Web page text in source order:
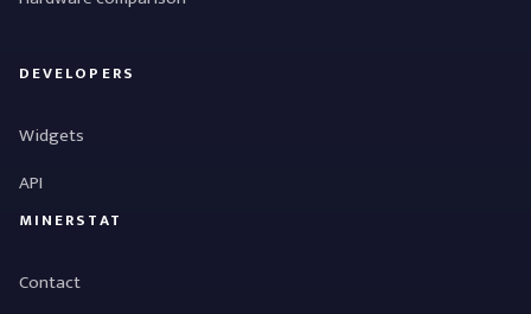
DEVELOPERS
Widgets
API
MINERSTAT
Contact